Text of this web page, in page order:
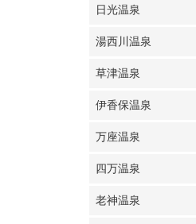
日光温泉
湯西川温泉
草津温泉
伊香保温泉
万座温泉
四万温泉
老神温泉